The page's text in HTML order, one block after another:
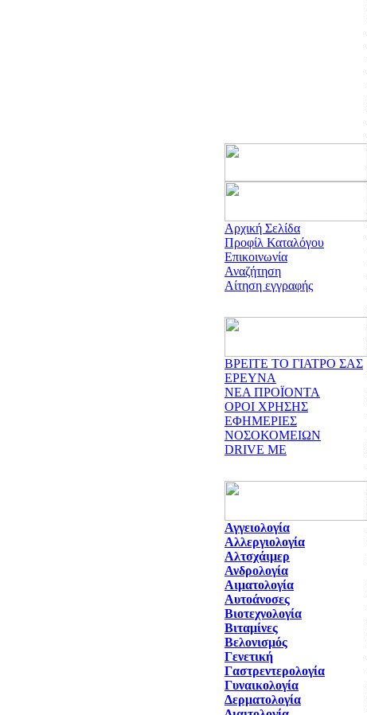
Αρχική Σελίδα
Προφίλ Καταλόγου
Επικοινωνία
Αναζήτηση
Αίτηση εγγραφής
ΒΡΕΙΤΕ ΤΟ ΓΙΑΤΡΟ ΣΑΣ
ΕΡΕΥΝΑ
ΝΕΑ ΠΡΟΪΟΝΤΑ
ΟΡΟΙ ΧΡΗΣΗΣ
ΕΦΗΜΕΡΙΕΣ
ΝΟΣΟΚΟΜΕΙΩΝ
DRIVE ME
Αγγειολογία
Αλλεργιολογία
Αλτσχάιμερ
Ανδρολογία
Αιματολογία
Αυτοάνοσες
Βιοτεχνολογία
Βιταμίνες
Βελονισμός
Γενετική
Γαστρεντερολογία
Γυναικολογία
Δερματολογία